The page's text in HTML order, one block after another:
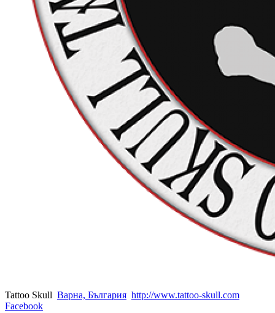
Tattoo Skull Варна, България http://www.tattoo-skull.com
Facebook